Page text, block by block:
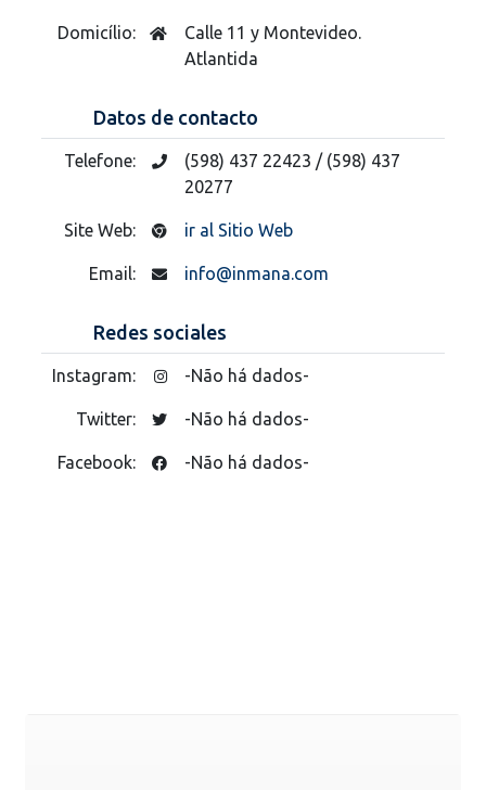
Domicílio:
Calle 11 y Montevideo.
Atlantida
Datos de contacto
Telefone:
(598) 437 22423 / (598) 437
20277
Site Web: ir al Sitio Web
Email: info@inmana.com
Redes sociales
Instagram: -Não há dados-
Twitter: -Não há dados-
Facebook: -Não há dados-